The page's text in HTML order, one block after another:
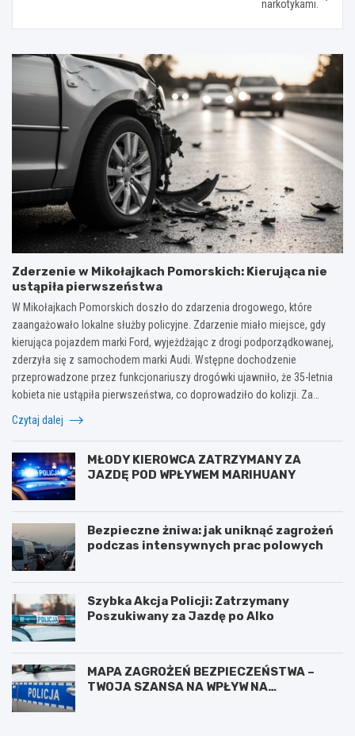
narkotykami.
Zderzenie w Mikołajkach Pomorskich: Kierująca nie
ustąpiła pierwszeństwa
W Mikołajkach Pomorskich doszło do zdarzenia drogowego, które
zaangażowało lokalne służby policyjne. Zdarzenie miało miejsce, gdy
kierująca pojazdem marki Ford, wyjeżdżając z drogi podporządkowanej,
zderzyła się z samochodem marki Audi. Wstępne dochodzenie
przeprowadzone przez funkcjonariuszy drogówki ujawniło, że 35-letnia
kobieta nie ustąpiła pierwszeństwa, co doprowadziło do kolizji. Za…
Czytaj dalej
MŁODY KIEROWCA ZATRZYMANY ZA
JAZDĘ POD WPŁYWEM MARIHUANY
Bezpieczne żniwa: jak uniknąć zagrożeń
podczas intensywnych prac polowych
Szybka Akcja Policji: Zatrzymany
Poszukiwany za Jazdę po Alko
MAPA ZAGROŻEŃ BEZPIECZEŃSTWA –
TWOJA SZANSA NA WPŁYW NA